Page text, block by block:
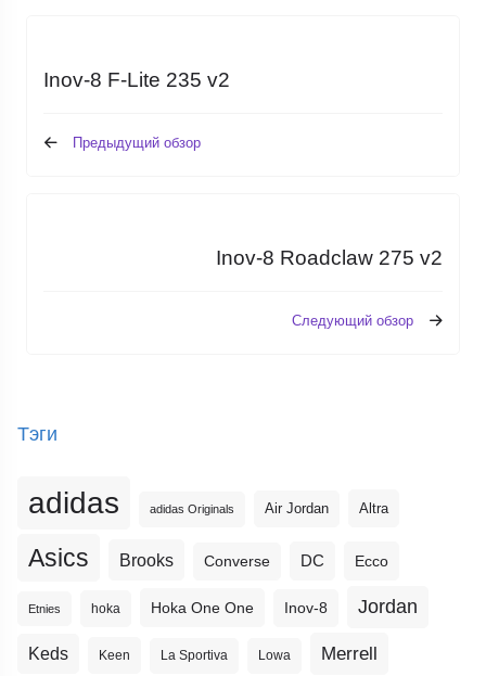
Inov-8 F-Lite 235 v2
Предыдущий обзор
Inov-8 Roadclaw 275 v2
Следующий обзор
Тэги
adidas adidas Originals Air Jordan Altra
Asics Brooks Converse DC Ecco
Etnies hoka Hoka One One Inov-8 Jordan
Keds Keen La Sportiva Lowa Merrell